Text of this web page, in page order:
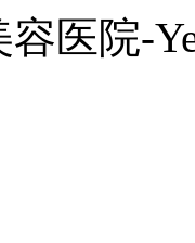
医院-